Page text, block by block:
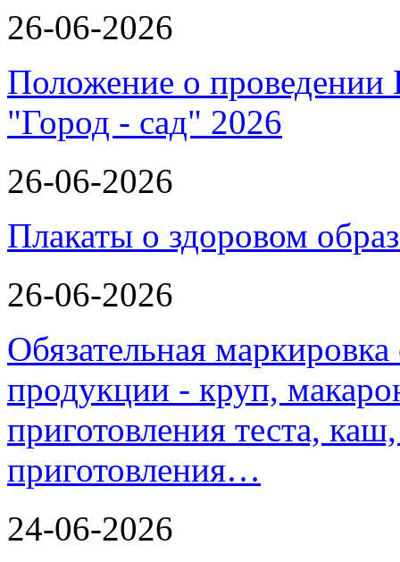
26-06-2026
Положение о проведении
"Город - сад" 2026
26-06-2026
Плакаты о здоровом
26-06-2026
Обязательная
продукции - круп,
приготовления теста,
приготовления…
24-06-2026